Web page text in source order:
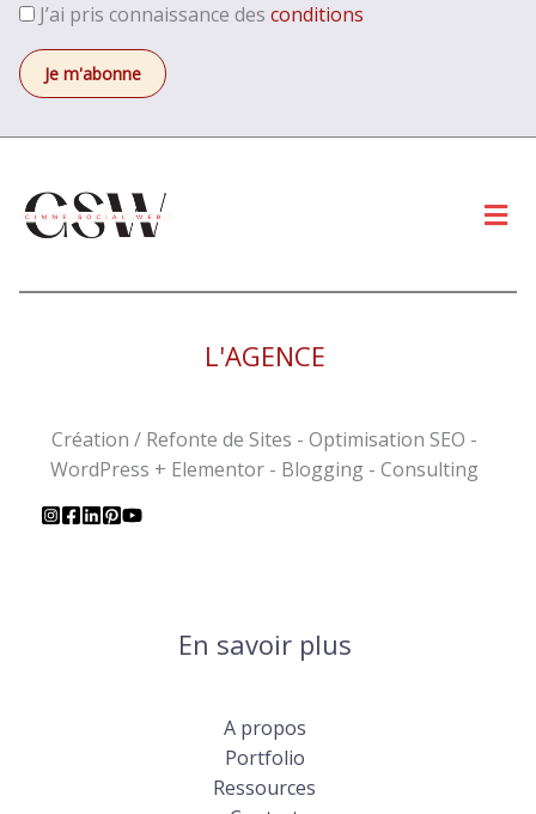
J’ai pris connaissance des conditions
L'AGENCE
Création / Refonte de Sites - Optimisation SEO -
WordPress + Elementor - Blogging - Consulting
En savoir plus
A propos
Portfolio
Ressources